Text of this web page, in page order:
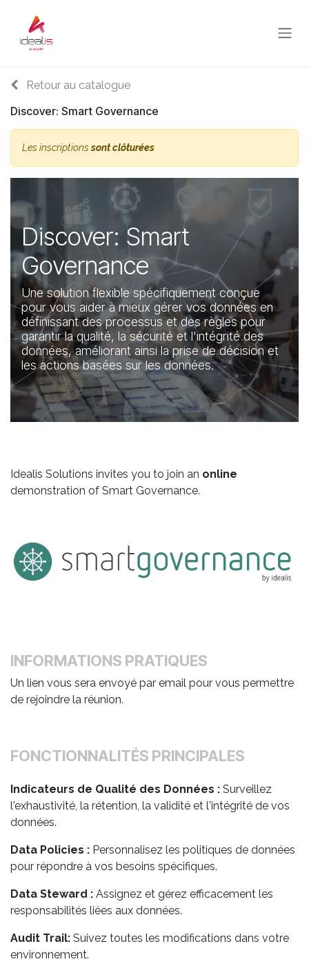
Retour au catalogue
Discover: Smart Governance
Les inscriptionssont clôturées
Discover: Smart
Governance
Une solution flexible spécifiquement conçue
pour vous aider à mieux gérer vos données en
définissant des processus et des règles pour
garantir la qualité, la sécurité et l'intégrité des
données, améliorant ainsi la prise de décision et
les actions basées sur les données.
Idealis Solutions invites you to join an online
demonstration of Smart Governance.
INFORMATIONS PRATIQUES
Un lien vous sera envoyé par email pour vous permettre
de rejoindre la réunion.
FONCTIONNALITÉS PRINCIPALES
Indicateurs de Qualité des Données : Surveillez
l'exhaustivité, la rétention, la validité et l'intégrité de vos
données.
Data Policies : Personnalisez les politiques de données
pour répondre à vos besoins spécifiques.
Data Steward : Assignez et gérez efficacement les
responsabilités liées aux données.
Audit Trail: Suivez toutes les modifications dans votre
environnement.